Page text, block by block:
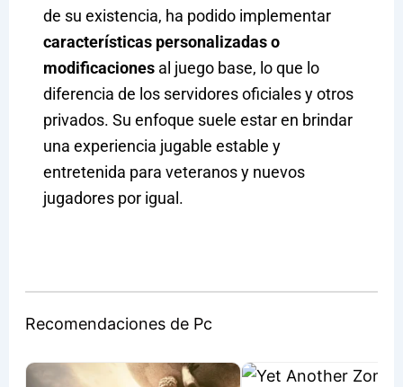
de su existencia, ha podido implementar
características personalizadas o
modificacionesal juego base, lo que lo
diferencia de los servidores oficiales y otros
privados. Su enfoque suele estar en brindar
una experiencia jugable estable y
entretenida para veteranos y nuevos
jugadores por igual.
Recomendaciones de Pc